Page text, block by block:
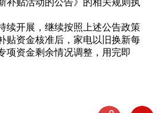
开展，继续按照上述公告政策
贴资金核准后，家电以旧换新每
项资金剩余情况调整，用完即